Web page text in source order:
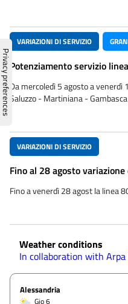
VARIAZIONI DI SERVIZIO
Potenziamento servizio
Da mercoledì 5 agosto a
Saluzzo - Martiniana -
VARIAZIONI DI SERVIZIO
Fino al 28 agosto
Fino a venerdì 28 agost la linea
Weather conditions
In collaboration with
Alessandria
Gio 6